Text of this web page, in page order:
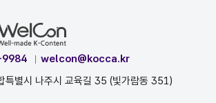
welcon@kocca.kr
별시 나주시 교육길 35 (빛가람동 351)